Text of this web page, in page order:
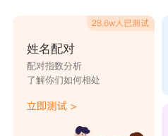
姓名配对
配对指数分析
了解你们如何相处